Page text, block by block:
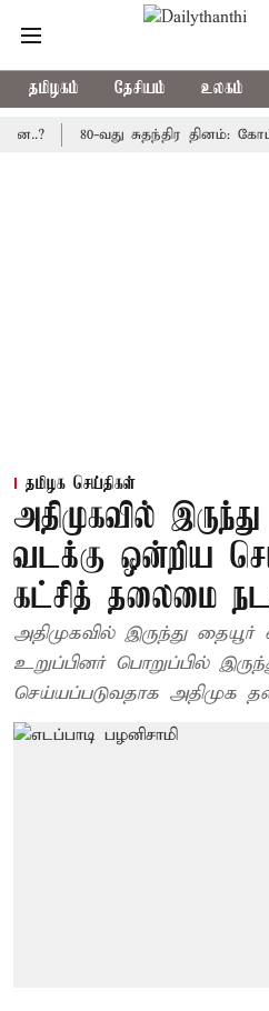
தமிழகம் தேசியம் உலகம்
80-வது சுதந்திர தினம்: கோட்டை
தமிழக செய்திகள்
அதிமுகவில் இருந்து
வடக்கு ஒன்றிய
கட்சித் தலைமை
அதிமுகவில் இருந்து
உறுப்பினர் பொறுப்பில்
செய்யப்படுவதாக அதிமுக